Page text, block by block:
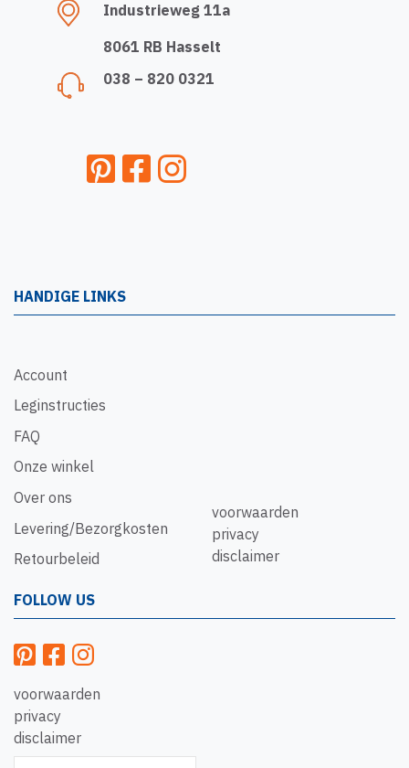
Industrieweg 11a
8061 RB Hasselt
038 – 820 0321
HANDIGE LINKS
Account
Leginstructies
FAQ
Onze winkel
Over ons
Levering/Bezorgkosten
Retourbeleid
voorwaarden
privacy
disclaimer
FOLLOW US
voorwaarden
privacy
disclaimer